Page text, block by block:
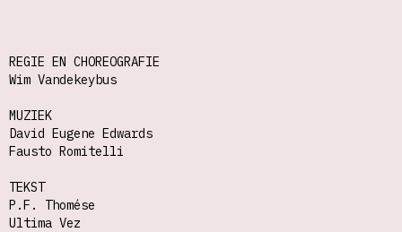
REGIE EN CHOREOGRAFIE
Wim Vandekeybus
MUZIEK
David Eugene Edwards
Fausto Romitelli
TEKST
P.F. Thomése
Ultima Vez